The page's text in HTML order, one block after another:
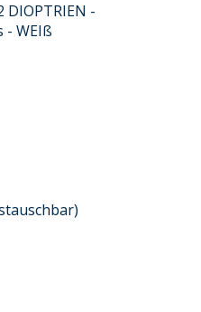
DIOPTRIEN -
- WEIß
ist